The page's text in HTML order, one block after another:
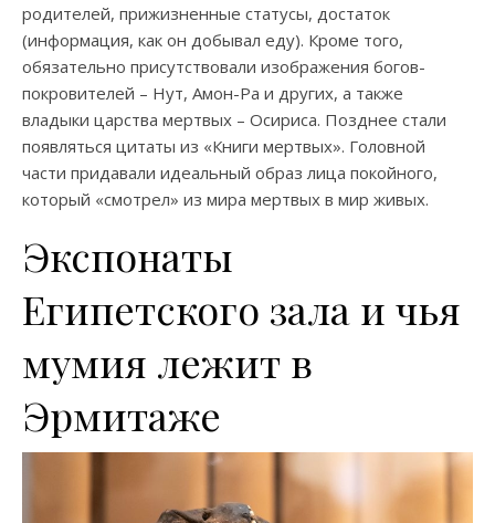
родителей, прижизненные статусы, достаток
(информация, как он добывал еду). Кроме того,
обязательно присутствовали изображения богов-
покровителей – Нут, Амон-Ра и других, а также
владыки царства мертвых – Осириса. Позднее стали
появляться цитаты из «Книги мертвых». Головной
части придавали идеальный образ лица покойного,
который «смотрел» из мира мертвых в мир живых.
Экспонаты
Египетского зала и чья
мумия лежит в
Эрмитаже